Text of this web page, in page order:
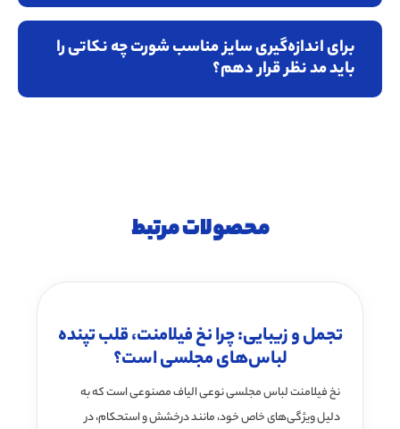
برای اندازه‌گیری سایز مناسب شورت چه نکاتی را
باید مد نظر قرار دهم؟
محصولات مرتبط
تجمل و زیبایی: چرا نخ فیلامنت، قلب تپنده
لباس‌های مجلسی است؟
نخ فیلامنت لباس مجلسی نوعی الیاف مصنوعی است که به
دلیل ویژگی‌های خاص خود، مانند درخشش و استحکام، در